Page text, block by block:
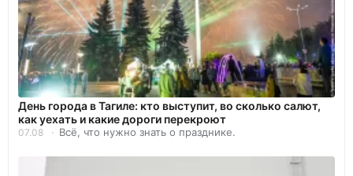
День города в Тагиле: кто выступит, во сколько салют,
как уехать и какие дороги перекроют
07.08 Всё, что нужно знать о празднике.